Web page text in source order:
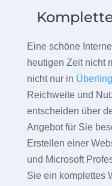
Eine schöne
heutigen Zeit nicht
nicht nur in
Reichweite und
entscheiden über
Angebot für Sie
Erstellen einer
und Microsoft
Sie ein komplettes